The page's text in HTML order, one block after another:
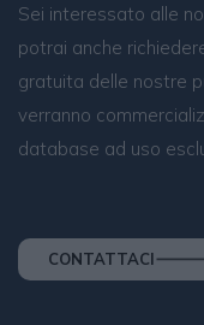
Sei interessato alle
potrai anche
gratuita delle nostre
verranno
database ad uso
CONTATTACI